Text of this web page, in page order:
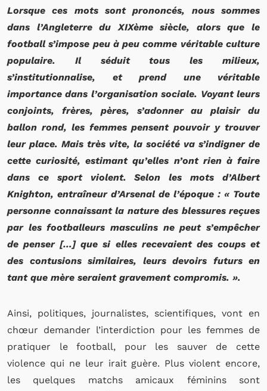
Lorsque ces mots sont prononcés, nous sommes
dans l’Angleterre du XIXème siècle, alors que le
football s’impose peu à peu comme véritable culture
populaire. Il séduit tous les milieux,
s’institutionnalise, et prend une véritable
importance dans l’organisation sociale. Voyant leurs
conjoints, frères, pères, s’adonner au plaisir du
ballon rond, les femmes pensent pouvoir y trouver
leur place. Mais très vite, la société va s’indigner de
cette curiosité, estimant qu’elles n’ont rien à faire
dans ce sport violent. Selon les mots d’Albert
Knighton, entraîneur d’Arsenal de l’époque : « Toute
personne connaissant la nature des blessures reçues
par les footballeurs masculins ne peut s’empêcher
de penser […] que si elles recevaient des coups et
des contusions similaires, leurs devoirs futurs en
tant que mère seraient gravement compromis. ».
Ainsi, politiques, journalistes, scientifiques, vont en
chœur demander l’interdiction pour les femmes de
pratiquer le football, pour les sauver de cette
violence qui ne leur irait guère. Plus violent encore,
les quelques matchs amicaux féminins sont